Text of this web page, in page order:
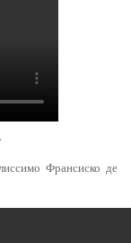
Франсиско де